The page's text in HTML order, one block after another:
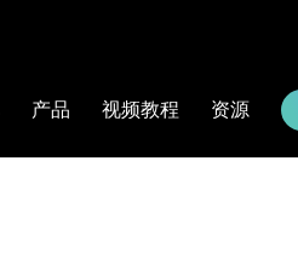
产品 视频教程 资源